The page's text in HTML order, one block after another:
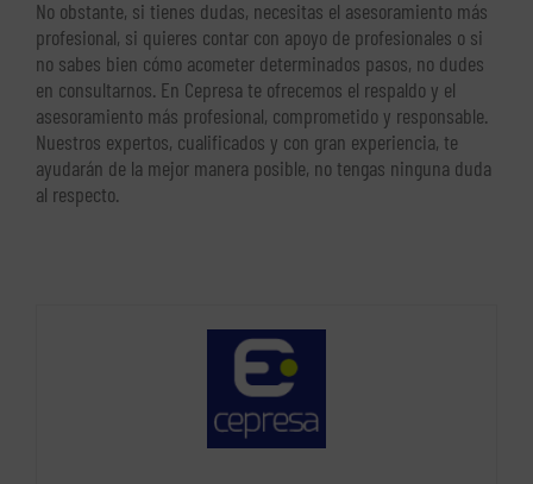
No obstante, si tienes dudas, necesitas el asesoramiento más
profesional, si quieres contar con apoyo de profesionales o si
no sabes bien cómo acometer determinados pasos, no dudes
en consultarnos. En Cepresa te ofrecemos el respaldo y el
asesoramiento más profesional, comprometido y responsable.
Nuestros expertos, cualificados y con gran experiencia, te
ayudarán de la mejor manera posible, no tengas ninguna duda
al respecto.